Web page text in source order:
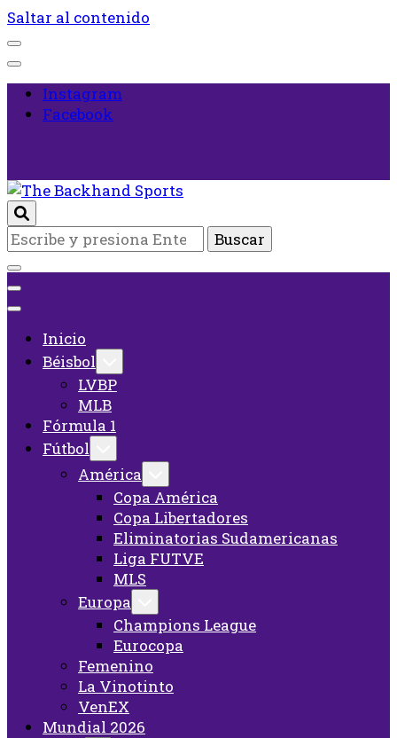
Saltar al contenido
Instagram
Facebook
The Backhand Sports
Inicio
¿Buscas
algo?
Inicio
Béisbol
LVBP
MLB
Fórmula 1
Fútbol
América
Copa América
Copa Libertadores
Eliminatorias Sudamericanas
Liga FUTVE
MLS
Europa
Champions League
Eurocopa
Femenino
La Vinotinto
VenEX
Mundial 2026